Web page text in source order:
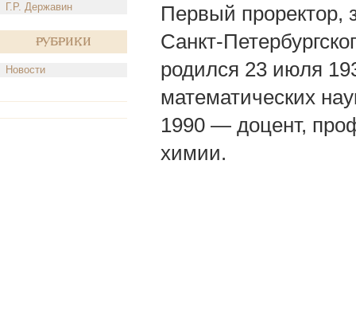
Г.Р. Державин
Рубрики
Новости
Первый проректор,
Санкт-
родился 23 июля
математических
1990 — доцент,
химии.